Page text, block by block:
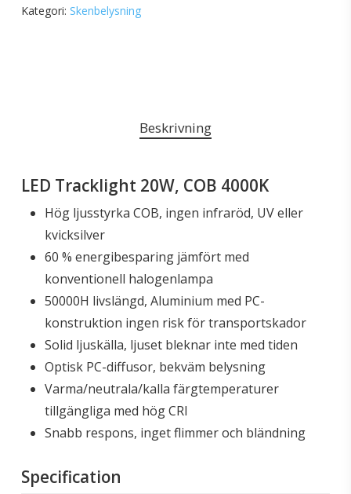
Kategori: Skenbelysning
Beskrivning
LED Tracklight 20W, COB 4000K
Hög ljusstyrka COB, ingen infraröd, UV eller
kvicksilver
60 % energibesparing jämfört med
konventionell halogenlampa
50000H livslängd, Aluminium med PC-
konstruktion ingen risk för transportskador
Solid ljuskälla, ljuset bleknar inte med tiden
Optisk PC-diffusor, bekväm belysning
Varma/neutrala/kalla färgtemperaturer
tillgängliga med hög CRI
Snabb respons, inget flimmer och bländning
Specification